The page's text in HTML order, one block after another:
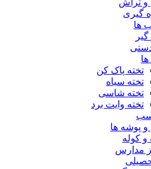
گیری
ها
تخته پاک کن
تخته سیاه
تخته شاسی
تخته وایت برد
و پوشه ها
کوله
مدارس